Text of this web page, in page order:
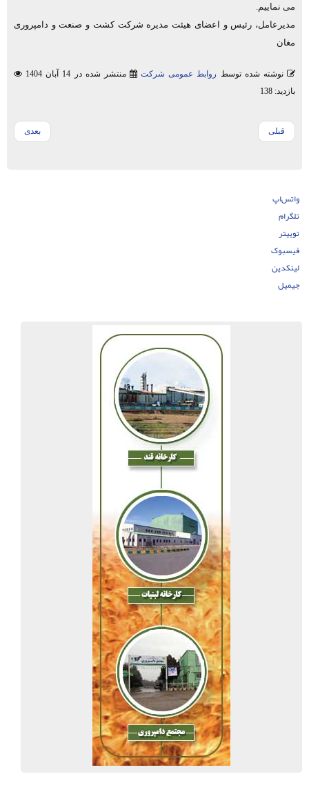
می نماییم.
مدیرعامل، رئیس و اعضای هیئت‌ مدیره شرکت کشت و صنعت و دامپروری
مغان
نوشته شده توسط روابط عمومی شرکت
منتشر شده در 14 آبان 1404
بازدید: 138
قبلی بعدی
واتس‌اپ
تلگرام
توییتر
فیسبوک
لینکدین
جیمیل